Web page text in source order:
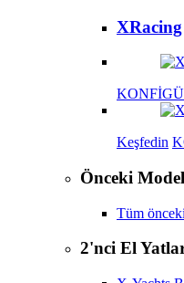
XRacing
Keşfedin
Önceki
Tüm
2'nci El